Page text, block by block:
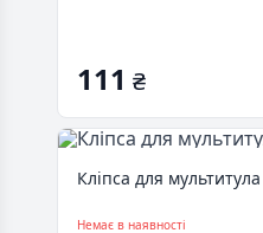
111 ₴
Кліпса для
Немає в наявності